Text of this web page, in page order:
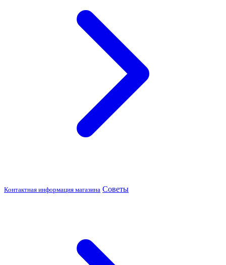
Контактная информация магазина Советы